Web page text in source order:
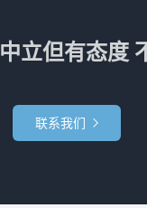
中立但有态度
联系我们 